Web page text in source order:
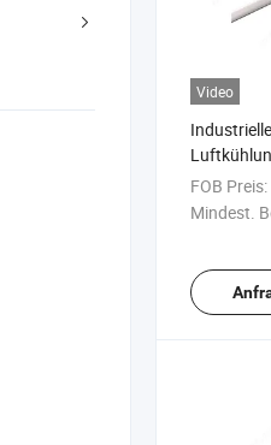
Video
FOB Preis:
Mindest.